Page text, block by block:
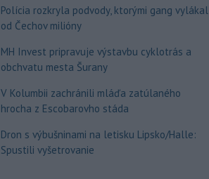
Polícia rozkryla podvody, ktorými gang vylákal
od Čechov milióny
MH Invest pripravuje výstavbu cyklotrás a
obchvatu mesta Šurany
V Kolumbii zachránili mláďa zatúlaného
hrocha z Escobarovho stáda
Dron s výbušninami na letisku Lipsko/Halle:
Spustili vyšetrovanie